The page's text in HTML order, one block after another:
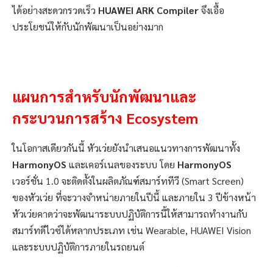
ได้อย่างสะดวกรวดเร็ว HUAWEI ARK Compilerจึงเอื้อ
ประโยชน์ให้กับนักพัฒนาเป็นอย่างมาก
แผนการสำหรับนักพัฒนาและ
กระบวนการสร้าง Ecosystem
ในโอกาสเดียวกันนี้ หัวเว่ยยังนำเสนอแนวทางการพัฒนาทั้ง
HarmonyOS และเคอร์เนลของระบบ โดย HarmonyOS
เวอร์ชั่น 1.0 จะติดตั้งในผลิตภัณฑ์สมาร์ททีวี (Smart Screen)
ของหัวเว่ย ที่จะวางจำหน่ายภายในปีนี้ และภายใน 3 ปีข้างหน้า
หัวเว่ยคาดว่าจะพัฒนาระบบปฏิบัติการนี้ให้สามารถทำงานกับ
สมาร์ทดีไวซ์ได้หลากประเภท เช่น Wearable, HUAWEI Vision
และระบบปฏิบัติการภายในรถยนต์